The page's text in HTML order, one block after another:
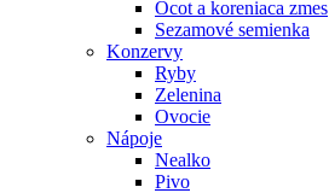
Ocot a koreniaca zmes
Sezamové semienka
Konzervy
Ryby
Zelenina
Ovocie
Nápoje
Nealko
Pivo